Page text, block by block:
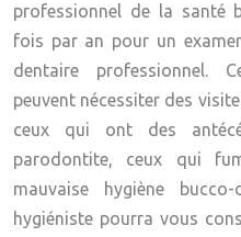
professionnel de la santé
fois par an pour un
dentaire professionnel.
peuvent nécessiter des
ceux qui ont des
parodontite, ceux qui
mauvaise hygiène
hygiéniste pourra vous